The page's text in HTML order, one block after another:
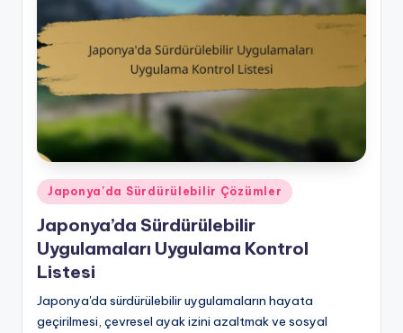
Posted
in
Japonya'da Sürdürülebilir Çözümler
Japonya’da Sürdürülebilir
Uygulamaları Uygulama Kontrol
Listesi
Japonya'da sürdürülebilir uygulamaların hayata
geçirilmesi, çevresel ayak izini azaltmak ve sosyal